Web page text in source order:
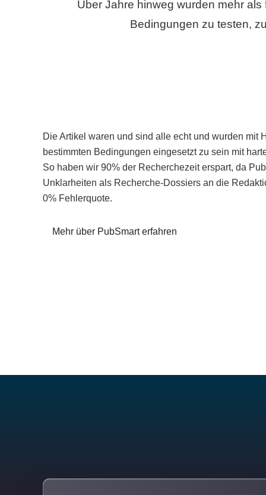
Über Jahre hinweg wurden mehr
Bedingungen zu testen,
Die Artikel waren und sind alle echt und wurden mit
bestimmten Bedingungen eingesetzt zu sein mit
So haben wir 90% der Recherchezeit erspart, da
Unklarheiten als Recherche-Dossiers an die
0% Fehlerquote.
Mehr über PubSmart erfahren